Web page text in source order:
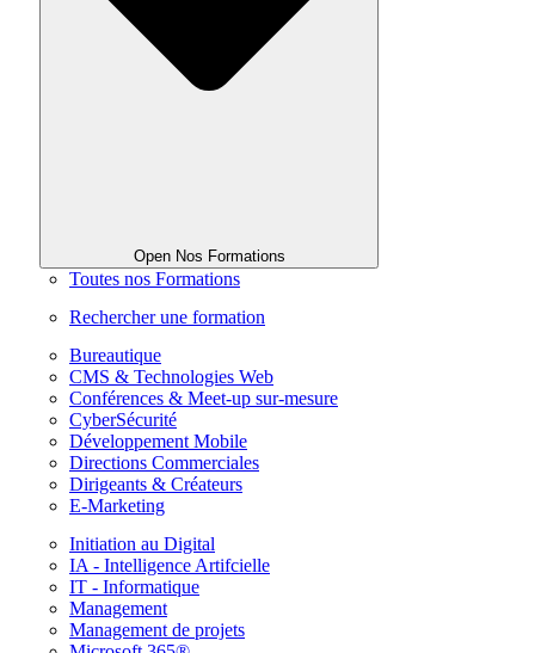
Open Nos Formations
Toutes nos Formations
Rechercher une formation
Bureautique
CMS & Technologies Web
Conférences & Meet-up sur-mesure
CyberSécurité
Développement Mobile
Directions Commerciales
Dirigeants & Créateurs
E-Marketing
Initiation au Digital
IA - Intelligence Artifcielle
IT - Informatique
Management
Management de projets